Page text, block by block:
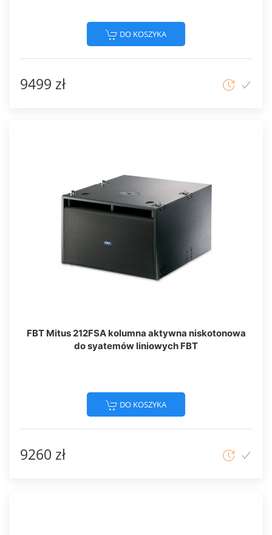
DO KOSZYKA
9499 zł
FBT Mitus 212FSA kolumna aktywna niskotonowa
do syatemów liniowych FBT
DO KOSZYKA
9260 zł